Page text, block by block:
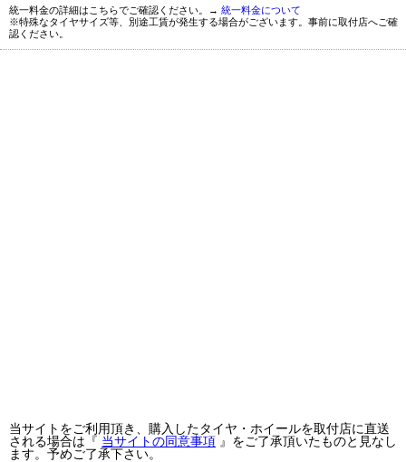
統一料金の詳細はこちらでご確認ください。→ 統一料金について
※特殊なタイヤサイズ等、別途工賃が発生する場合がございます。事前に取付店へご確
認ください。
当サイトをご利用頂き、購入したタイヤ・ホイールを取付店に直送
される場合は『 当サイトの同意事項 』をご了承頂いたものと見なし
ます。予めご了承下さい。